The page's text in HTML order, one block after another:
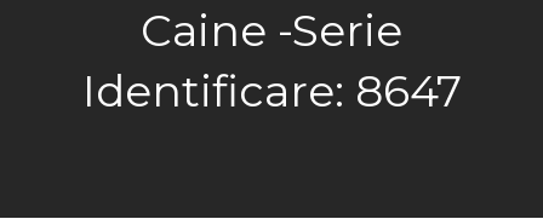
Caine -Serie
Identificare: 8647